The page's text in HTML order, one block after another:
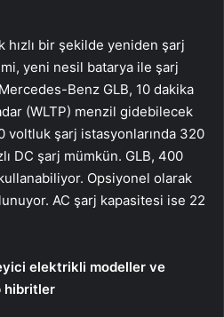
bir şekilde yeniden şarj
yeni nesil batarya ile şarj
Benz GLB, 10 dakika
(WLTP) menzil gidebilecek
voltluk şarj istasyonlarında 320
DC şarj mümkün. GLB, 400
Opsiyonel olarak
AC şarj kapasitesi ise 22
elektrikli modeller ve
hibritler